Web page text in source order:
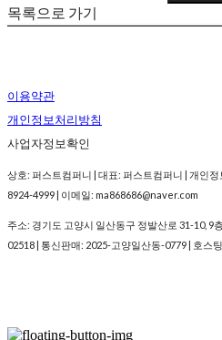
목록으로 가기
이용약관
개인정보처리방침
사업자정보확인
상호: 퍼스트컴퍼니 | 대표: 퍼스트컴퍼니 | 개인
8924-4999 | 이메일: ma868686@naver.com
주소: 경기도 고양시 일산동구 정발산로 31-10, 9
02518 | 통신판매: 2025-고양일산동-0779 | 호스